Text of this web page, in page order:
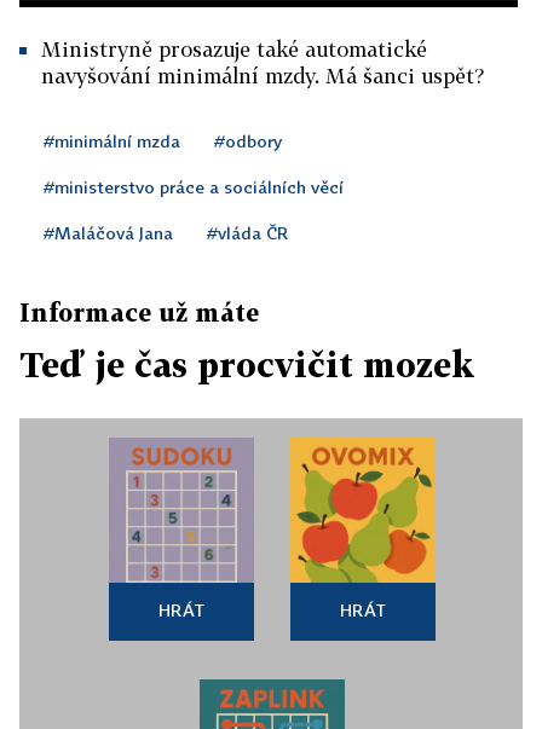
Ministryně prosazuje také automatické
navyšování minimální mzdy. Má šanci uspět?
#minimální mzda #odbory
#ministerstvo práce a sociálních věcí
#Maláčová Jana #vláda ČR
Informace už máte
Teď je čas procvičit mozek
HRÁT HRÁT